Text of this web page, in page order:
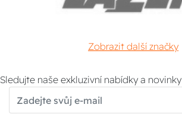
Zobrazit další značky
Sledujte naše exkluzivní nabídky a novinky